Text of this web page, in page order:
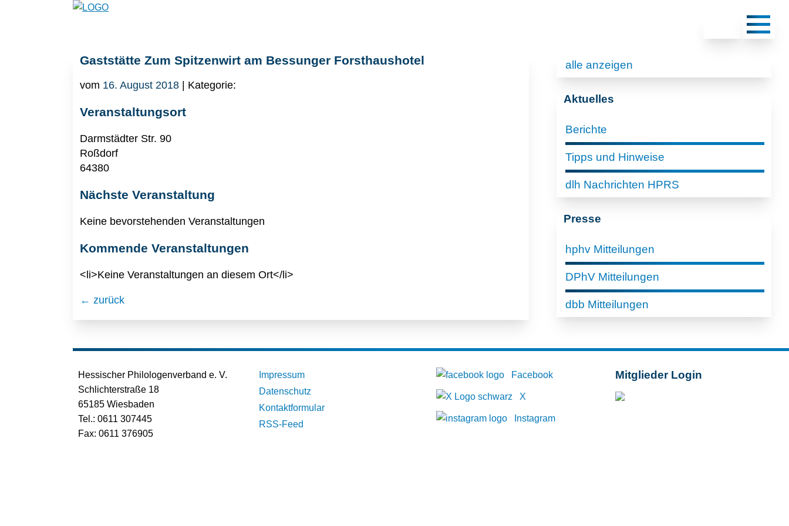
Gaststätte Zum Spitzenwirt am Bessunger Forsthaushotel
vom 16. August 2018 | Kategorie:
Veranstaltungsort
Darmstädter Str. 90
Roßdorf
64380
Nächste Veranstaltung
Keine bevorstehenden Veranstaltungen
Kommende Veranstaltungen
<li>Keine Veranstaltungen an diesem Ort</li>
← zurück
alle anzeigen
Aktuelles
Berichte
Tipps und Hinweise
dlh Nachrichten HPRS
Presse
hphv Mitteilungen
DPhV Mitteilungen
dbb Mitteilungen
Hessischer Philologenverband e. V.
Schlichterstraße 18
65185 Wiesbaden
Tel.: 0611 307445
Fax: 0611 376905
Impressum
Datenschutz
Kontaktformular
RSS-Feed
Facebook
X
Instagram
Mitglieder Login